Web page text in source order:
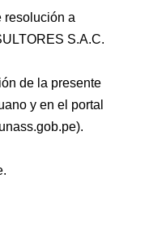
resolución a
S.A.C.
de la presente
y en el portal